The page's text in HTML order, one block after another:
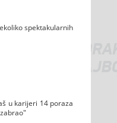
spektakularnih
u karijeri 14 poraza